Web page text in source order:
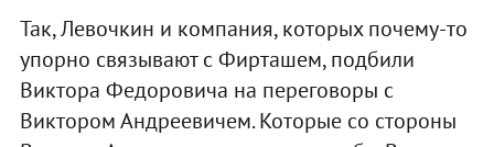
Так, Левочкин и компания, которых почему-то
упорно связывают с Фирташем, подбили
Виктора Федоровича на переговоры с
Виктором Андреевичем. Которые со стороны